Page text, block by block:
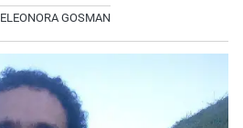
ELEONORA GOSMAN